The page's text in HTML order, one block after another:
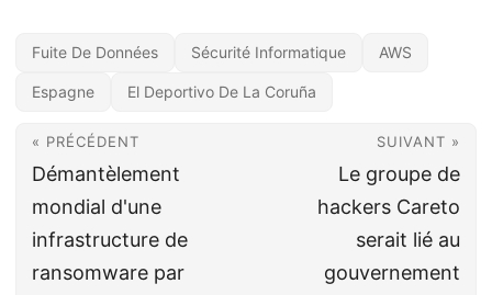
Fuite De Données Sécurité Informatique AWS
Espagne El Deportivo De La Coruña
« PRÉCÉDENT
Démantèlement
mondial d'une
infrastructure de
ransomware par
SUIVANT »
Le groupe de
hackers Careto
serait lié au
gouvernement